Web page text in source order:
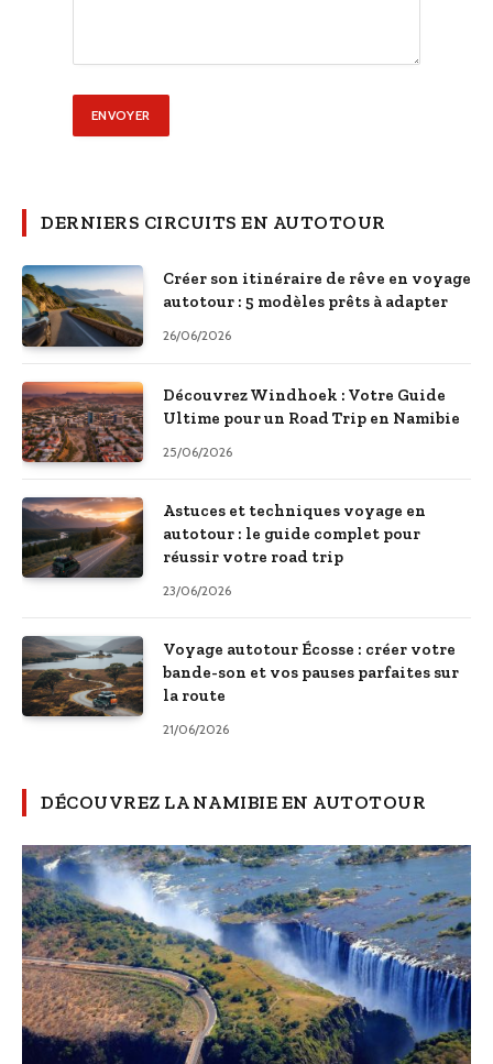
DERNIERS CIRCUITS EN AUTOTOUR
Créer son itinéraire de rêve en voyage
autotour : 5 modèles prêts à adapter
26/06/2026
Découvrez Windhoek : Votre Guide
Ultime pour un Road Trip en Namibie
25/06/2026
Astuces et techniques voyage en
autotour : le guide complet pour
réussir votre road trip
23/06/2026
Voyage autotour Écosse : créer votre
bande-son et vos pauses parfaites sur
la route
21/06/2026
DÉCOUVREZ LA NAMIBIE EN AUTOTOUR